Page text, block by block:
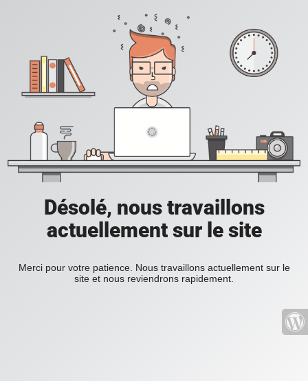
Désolé, nous travaillons
actuellement sur le site
Merci pour votre patience. Nous travaillons actuellement sur le
site et nous reviendrons rapidement.